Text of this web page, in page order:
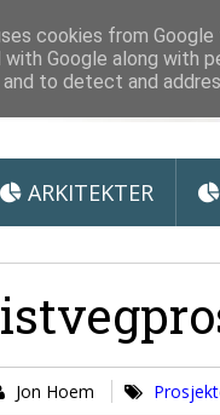
ARKITEKTER
Jon Hoem
cookies from
with Google along with
to detect and